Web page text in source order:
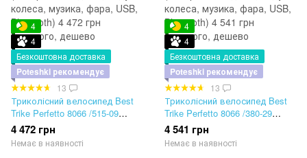
4
4
Безкоштовна доставка
Poteshki рекомендує
13
Триколісний велосипед Best
Trike Perfetto 8066 /515-09
(поворотне сидіння, надувні
колеса, музика, фара, USB,
Bluetooth)
4 472 грн
Немає в наявності
4
4
Безкоштовна доставка
Poteshki рекомендує
13
Триколісний велосипед Best
Trike Perfetto 8066 /380-29
(поворотне сидіння, надувні
колеса, музика, фара, USB,
Bluetooth)
4 541 грн
Немає в наявності